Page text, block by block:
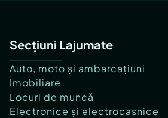
Secțiuni Lajumate
Auto, moto și ambarcațiuni
Imobiliare
Locuri de muncă
Electronice și electrocasnice